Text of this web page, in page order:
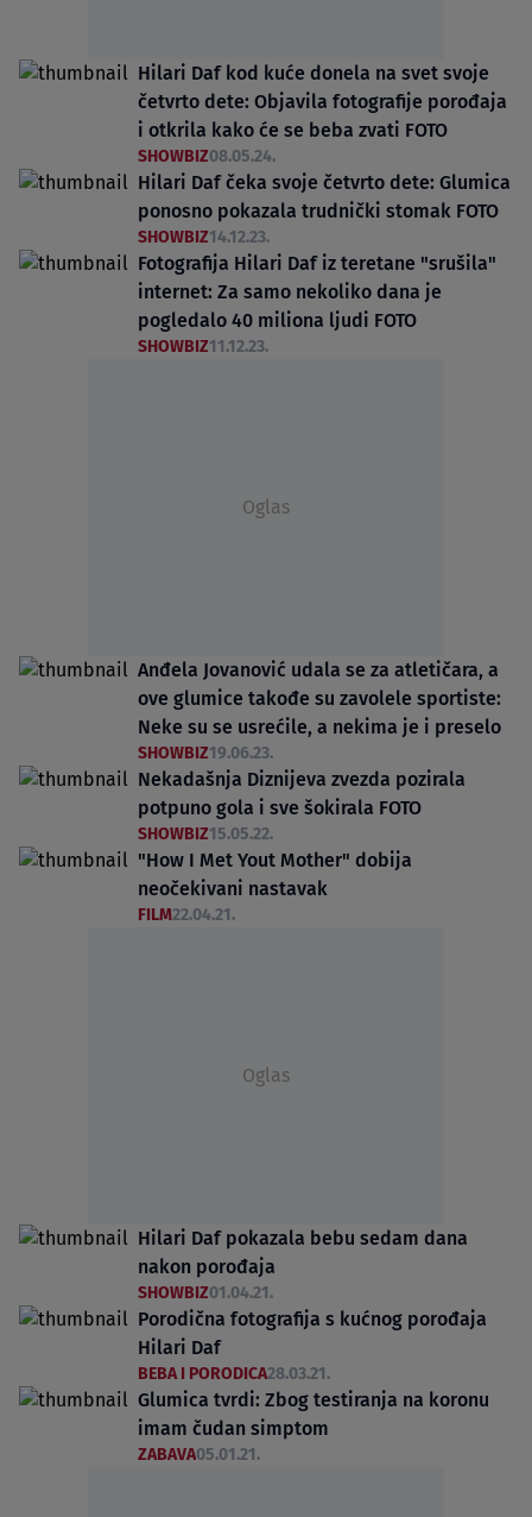
Hilari Daf kod kuće donela na svet svoje
četvrto dete: Objavila fotografije porođaja
i otkrila kako će se beba zvati FOTO
SHOWBIZ08.05.24.
Hilari Daf čeka svoje četvrto dete: Glumica
ponosno pokazala trudnički stomak FOTO
SHOWBIZ14.12.23.
Fotografija Hilari Daf iz teretane "srušila"
internet: Za samo nekoliko dana je
pogledalo 40 miliona ljudi FOTO
SHOWBIZ11.12.23.
Oglas
Anđela Jovanović udala se za atletičara, a
ove glumice takođe su zavolele sportiste:
Neke su se usrećile, a nekima je i preselo
SHOWBIZ19.06.23.
Nekadašnja Diznijeva zvezda pozirala
potpuno gola i sve šokirala FOTO
SHOWBIZ15.05.22.
"How I Met Yout Mother" dobija
neočekivani nastavak
FILM22.04.21.
Oglas
Hilari Daf pokazala bebu sedam dana
nakon porođaja
SHOWBIZ01.04.21.
Porodična fotografija s kućnog porođaja
Hilari Daf
BEBA I PORODICA28.03.21.
Glumica tvrdi: Zbog testiranja na koronu
imam čudan simptom
ZABAVA05.01.21.